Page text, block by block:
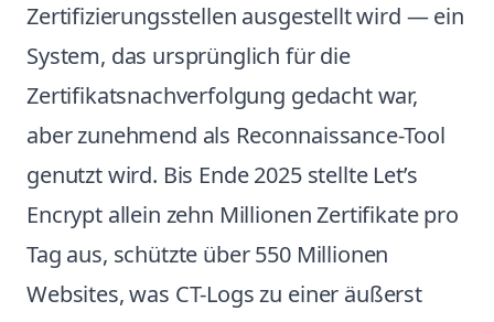
Zertifizierungsstellen ausgestellt wird — ein
System, das ursprünglich für die
Zertifikatsnachverfolgung gedacht war,
aber zunehmend als Reconnaissance-Tool
genutzt wird. Bis Ende 2025 stellte Let’s
Encrypt allein zehn Millionen Zertifikate pro
Tag aus, schützte über 550 Millionen
Websites, was CT-Logs zu einer äußerst